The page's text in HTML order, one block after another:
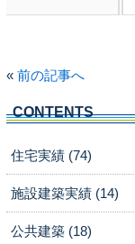
« 前の記事へ
CONTENTS
住宅実績 (74)
施設建築実績 (14)
公共建築 (18)